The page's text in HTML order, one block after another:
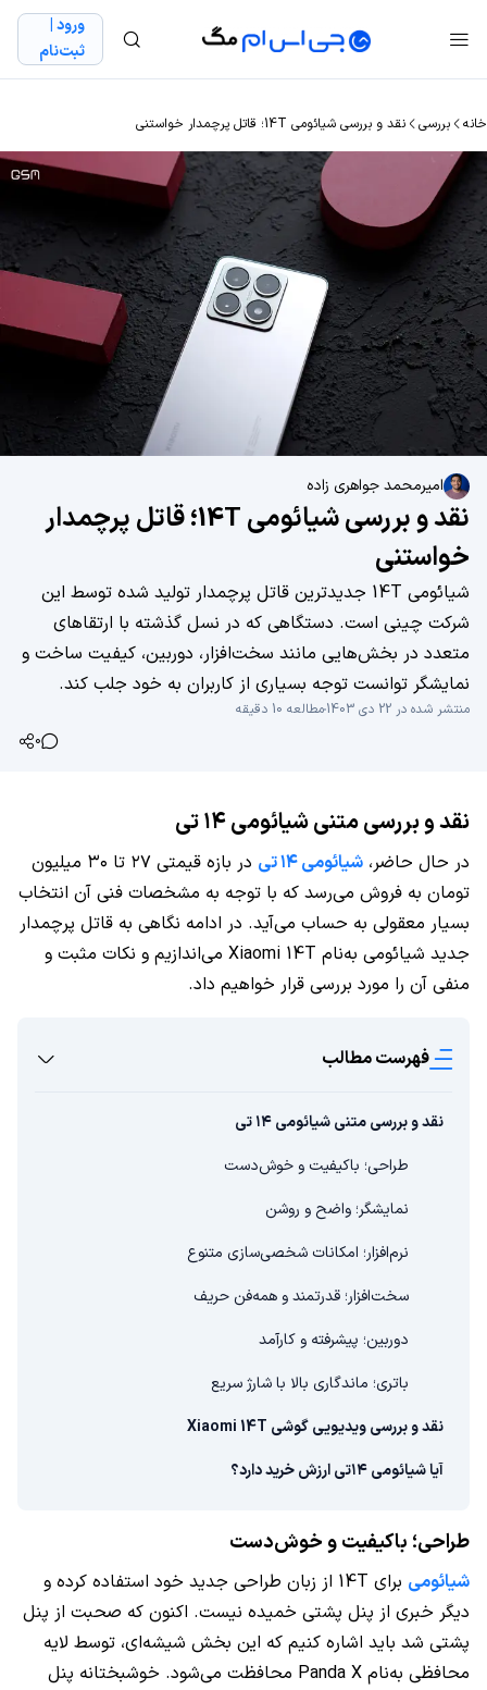
ورود |
ثبت‌نام
خانه بررسی نقد و بررسی شیائومی 14T؛ قاتل پرچمدار خواستنی
امیرمحمد جواهری زاده
نقد و بررسی شیائومی 14T؛ قاتل پرچمدار
خواستنی
شیائومی 14T جدیدترین قاتل پرچمدار تولید شده توسط این
شرکت چینی است. دستگاهی که در نسل گذشته با ارتقاهای
متعدد در بخش‌هایی مانند سخت‌افزار، دوربین، کیفیت ساخت و
نمایشگر توانست توجه بسیاری از کاربران به خود جلب کند.
منتشر شده در 22 دی 1403
مطالعه 10 دقیقه
0
نقد و بررسی متنی شیائومی ۱۴ تی
در حال حاضر، شیائومی ۱۴ تی
در بازه قیمتی ۲۷ تا ۳۰ میلیون
تومان به فروش می‌رسد که با توجه به مشخصات فنی آن انتخاب
بسیار معقولی به حساب می‌آید. در ادامه نگاهی به قاتل پرچمدار
جدید شیائومی به‌نام Xiaomi 14T می‌اندازیم و نکات مثبت و
منفی آن را مورد بررسی قرار خواهیم داد.
فهرست مطالب
نقد و بررسی متنی شیائومی ۱۴ تی
طراحی؛ باکیفیت و خوش‌دست
نمایشگر؛ واضح و روشن
نرم‌افزار؛ امکانات شخصی‌سازی متنوع
سخت‌افزار؛ قدرتمند و همه‌فن حریف
دوربین؛ پیشرفته و کارآمد
باتری؛ ماندگاری بالا با شارژ سریع
نقد و بررسی ویدیویی گوشی Xiaomi 14T
آیا شیائومی ۱۴تی ارزش خرید دارد؟
طراحی؛ باکیفیت و خوش‌دست
شیائومی
برای 14T از زبان طراحی جدید خود استفاده کرده و
دیگر خبری از پنل پشتی خمیده نیست. اکنون که صحبت از پنل
پشتی شد باید اشاره کنیم که این بخش شیشه‌ای، توسط لایه
محافظی به‌نام Panda X محافظت می‌شود. خوشبختانه پنل